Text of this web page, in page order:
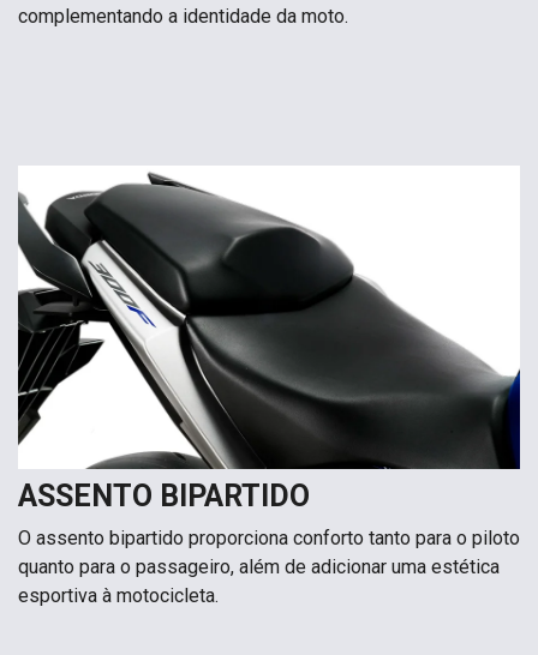
complementando a identidade da moto.
ASSENTO BIPARTIDO
O assento bipartido proporciona conforto tanto para o piloto
quanto para o passageiro, além de adicionar uma estética
esportiva à motocicleta.